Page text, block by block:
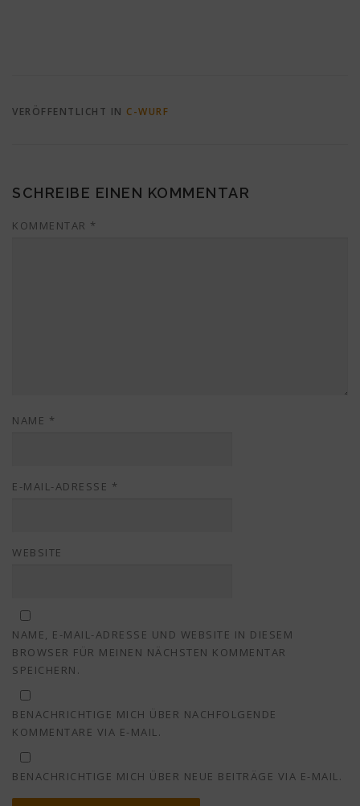
VERÖFFENTLICHT IN C-WURF
SCHREIBE EINEN KOMMENTAR
KOMMENTAR *
NAME *
E-MAIL-ADRESSE *
WEBSITE
NAME, E-MAIL-ADRESSE UND WEBSITE IN DIESEM
BROWSER FÜR MEINEN NÄCHSTEN KOMMENTAR
SPEICHERN.
BENACHRICHTIGE MICH ÜBER NACHFOLGENDE
KOMMENTARE VIA E-MAIL.
BENACHRICHTIGE MICH ÜBER NEUE BEITRÄGE VIA E-MAIL.